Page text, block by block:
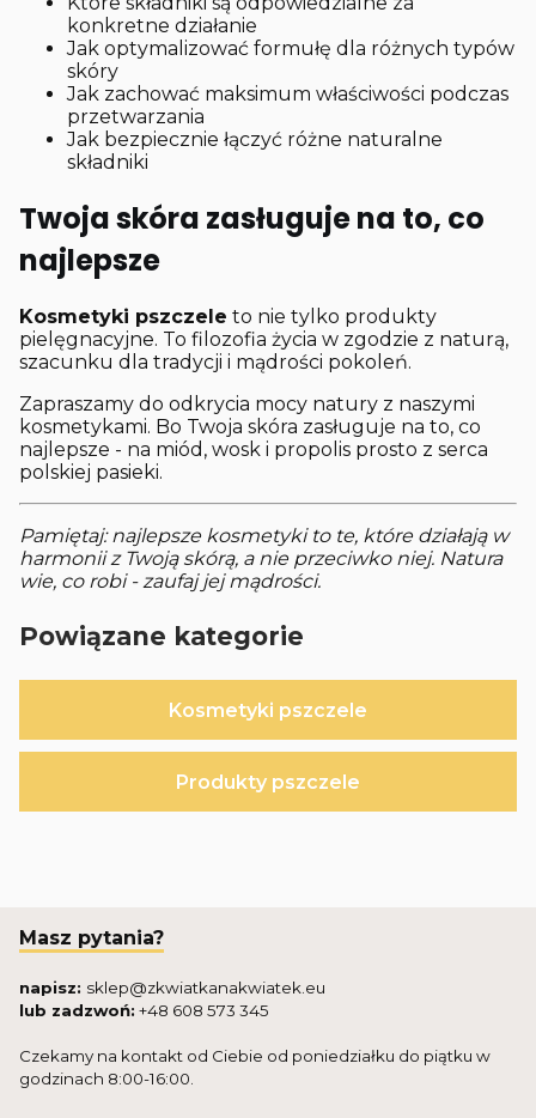
konkretne działanie
Jak optymalizować formułę dla różnych typów
skóry
Jak zachować maksimum właściwości podczas
przetwarzania
Jak bezpiecznie łączyć różne naturalne
składniki
Twoja skóra zasługuje na to, co
najlepsze
Kosmetyki pszczele to nie tylko produkty
pielęgnacyjne. To filozofia życia w zgodzie z naturą,
szacunku dla tradycji i mądrości pokoleń.
Zapraszamy do odkrycia mocy natury z naszymi
kosmetykami. Bo Twoja skóra zasługuje na to, co
najlepsze - na miód, wosk i propolis prosto z serca
polskiej pasieki.
Pamiętaj: najlepsze kosmetyki to te, które działają w
harmonii z Twoją skórą, a nie przeciwko niej. Natura
wie, co robi - zaufaj jej mądrości.
Powiązane kategorie
Kosmetyki pszczele
Produkty pszczele
Masz pytania?
napisz: sklep@zkwiatkanakwiatek.eu
lub zadzwoń: +48 608 573 345
Czekamy na kontakt od Ciebie od poniedziałku do piątku w
godzinach 8:00-16:00.